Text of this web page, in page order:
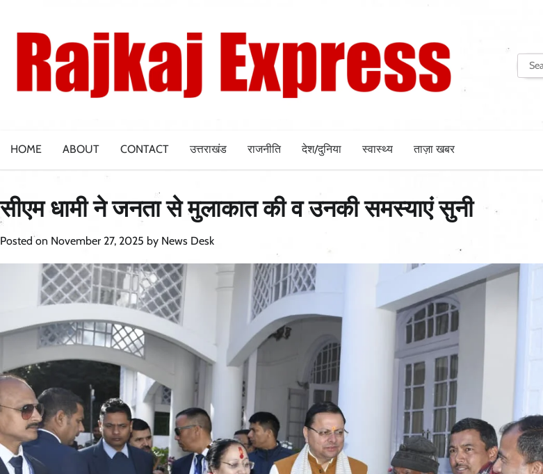
content
Search
for:
HOME ABOUT CONTACT उत्तराखंड राजनीति देश/दुनिया स्वास्थ्य ताज़ा खबर
सीएम धामी ने जनता से मुलाकात की व उनकी समस्याएं सुनी
Posted on November 27, 2025 by News Desk